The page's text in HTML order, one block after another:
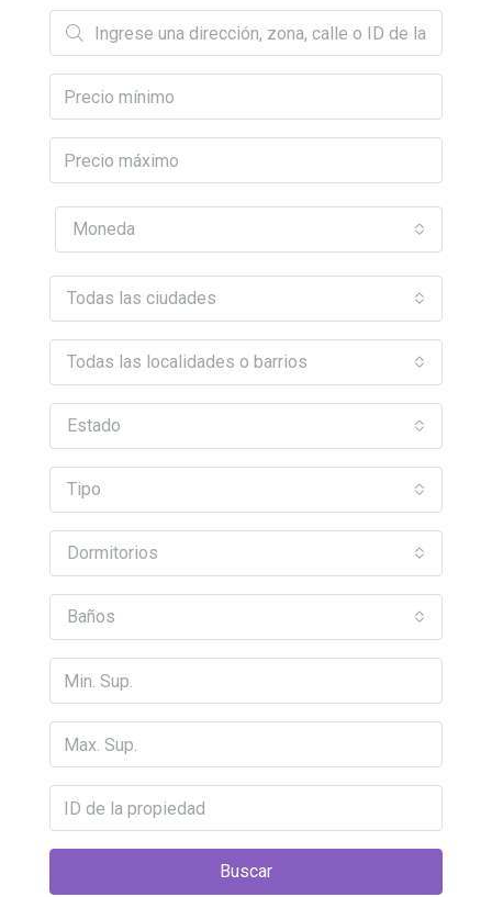
Moneda
Todas las ciudades
Todas las localidades o barrios
Estado
Tipo
Dormitorios
Baños
Buscar